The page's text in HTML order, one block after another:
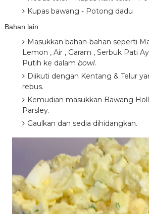
Kupas bawang - Potong dadu
Bahan lain
Masukkan bahan-bahan seperti
Lemon , Air , Garam , Serbuk Pati
Putih ke dalam bowl.
Diikuti dengan Kentang & Telur
rebus.
Kemudian masukkan Bawang
Parsley.
Gaulkan dan sedia dihidangkan.